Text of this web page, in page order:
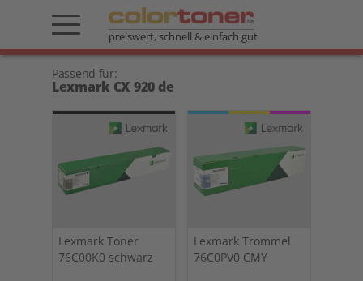
preiswert, schnell & einfach gut
Passend für:
Lexmark CX 920 de
Lexmark Toner
76C00K0 schwarz
Lexmark Trommel
76C0PV0 CMY